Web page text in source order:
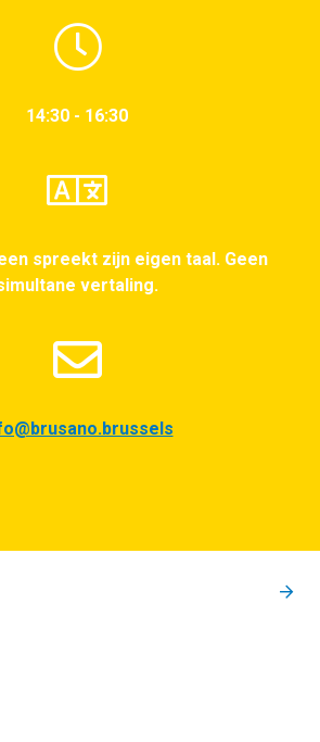
14:30 - 16:30
spreekt zijn eigen taal. Geen
vertaling.